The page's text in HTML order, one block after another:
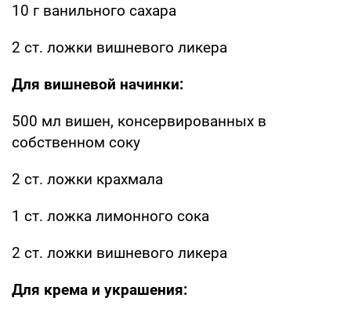
10 г ванильного сахара
2 ст. ложки вишневого ликера
Для вишневой начинки:
500 мл вишен, консервированных в
собственном соку
2 ст. ложки крахмала
1 ст. ложка лимонного сока
2 ст. ложки вишневого ликера
Для крема и украшения: